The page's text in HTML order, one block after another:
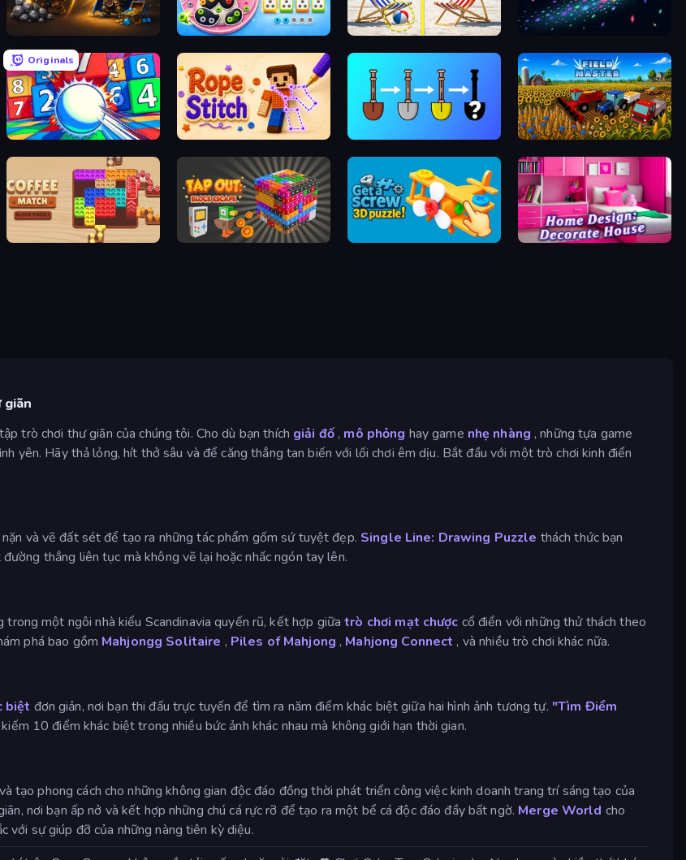
Gothic Story RPG Unscrew Drop: Satisfying Puzzle Spot the Difference Forever MagnetArrow
Originals
Entropy Rope Stitch Puzzle Field Master
Coffee Match: Block Puzzle Tap Out: Block Escape Get a Screw: 3D Puzzle! Home Design: Decorate House
giãn
trò chơi thư giãn của chúng tôi. Cho dù bạn thích giải đố, mô phỏng hay game nhẹ nhàng , những tựa game
yên. Hãy thả lỏng, hít thở sâu và để căng thẳng tan biến với lối chơi êm dịu. Bắt đầu với một trò chơi kinh điển
nặn và vẽ đất sét để tạo ra những tác phẩm gốm sứ tuyệt đẹp. Single Line: Drawing Puzzle thách thức bạn
thẳng liên tục mà không vẽ lại hoặc nhấc ngón tay lên.
trong một ngôi nhà kiểu Scandinavia quyến rũ, kết hợp giữatrò chơi mạt chược cổ điển với những thử thách theo
phá bao gồm Mahjongg Solitaire , Piles of Mahjong , Mahjong Connect , và nhiều trò chơi khác nữa.
biệt đơn giản, nơi bạn thi đấu trực tuyến để tìm ra năm điểm khác biệt giữa hai hình ảnh tương tự. "Tìm Điểm
10 điểm khác biệt trong nhiều bức ảnh khác nhau mà không giới hạn thời gian.
tạo phong cách cho những không gian độc đáo đồng thời phát triển công việc kinh doanh trang trí sáng tạo của
nơi bạn ấp nở và kết hợp những chú cá rực rỡ để tạo ra một bể cá độc đáo đầy bất ngờ. Merge World cho
với sự giúp đỡ của những nàng tiên kỳ diệu.